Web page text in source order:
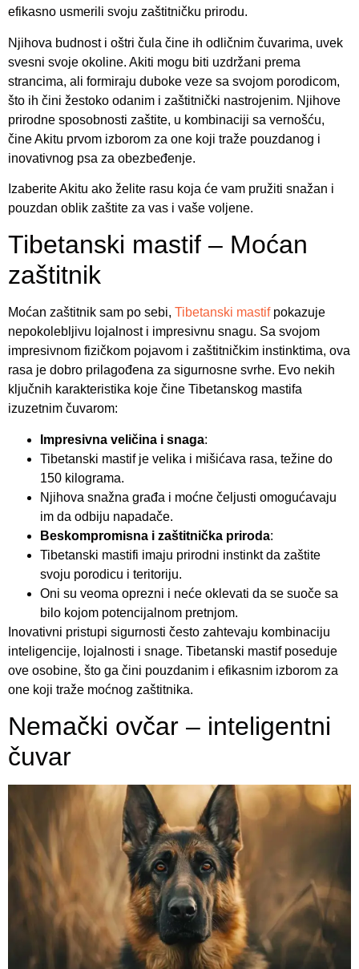
efikasno usmerili svoju zaštitničku prirodu.
Njihova budnost i oštri čula čine ih odličnim čuvarima, uvek
svesni svoje okoline. Akiti mogu biti uzdržani prema
strancima, ali formiraju duboke veze sa svojom porodicom,
što ih čini žestoko odanim i zaštitnički nastrojenim. Njihove
prirodne sposobnosti zaštite, u kombinaciji sa vernošću,
čine Akitu prvom izborom za one koji traže pouzdanog i
inovativnog psa za obezbeđenje.
Izaberite Akitu ako želite rasu koja će vam pružiti snažan i
pouzdan oblik zaštite za vas i vaše voljene.
Tibetanski mastif – Moćan
zaštitnik
Moćan zaštitnik sam po sebi, Tibetanski mastifpokazuje
nepokolebljivu lojalnost i impresivnu snagu. Sa svojom
impresivnom fizičkom pojavom i zaštitničkim instinktima, ova
rasa je dobro prilagođena za sigurnosne svrhe. Evo nekih
ključnih karakteristika koje čine Tibetanskog mastifa
izuzetnim čuvarom:
Impresivna veličina i snaga:
Tibetanski mastif je velika i mišićava rasa, težine do
150 kilograma.
Njihova snažna građa i moćne čeljusti omogućavaju
im da odbiju napadače.
Beskompromisna i zaštitnička priroda:
Tibetanski mastifi imaju prirodni instinkt da zaštite
svoju porodicu i teritoriju.
Oni su veoma oprezni i neće oklevati da se suoče sa
bilo kojom potencijalnom pretnjom.
Inovativni pristupi sigurnosti često zahtevaju kombinaciju
inteligencije, lojalnosti i snage. Tibetanski mastif poseduje
ove osobine, što ga čini pouzdanim i efikasnim izborom za
one koji traže moćnog zaštitnika.
Nemački ovčar – inteligentni
čuvar